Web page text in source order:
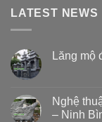
LATEST NEWS
Lăng mộ
Nghệ
– Ninh